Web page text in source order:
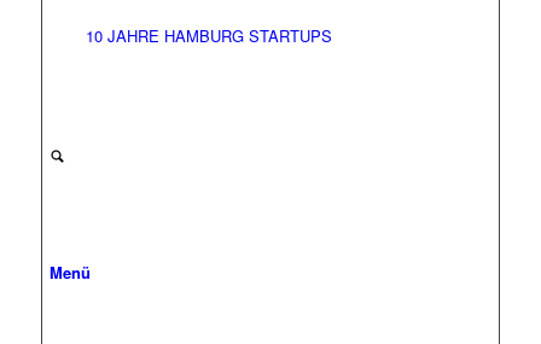
10 JAHRE HAMBURG STARTUPS
Menü